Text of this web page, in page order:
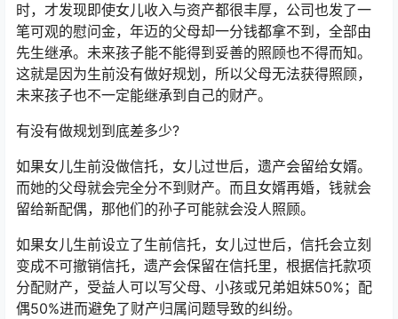
时，才发现即使女儿收入与资产都很丰厚，公司也发了一
笔可观的慰问金，年迈的父母却一分钱都拿不到，全部由
先生继承。未来孩子能不能得到妥善的照顾也不得而知。
这就是因为生前没有做好规划，所以父母无法获得照顾，
未来孩子也不一定能继承到自己的财产。
有没有做规划到底差多少?
如果女儿生前没做信托，女儿过世后，遗产会留给女婿。
而她的父母就会完全分不到财产。而且女婿再婚，钱就会
留给新配偶，那他们的孙子可能就会没人照顾。
如果女儿生前设立了生前信托，女儿过世后，信托会立刻
变成不可撤销信托，遗产会保留在信托里，根据信托款项
分配财产，受益人可以写父母、小孩或兄弟姐妹50%；配
偶50%进而避免了财产归属问题导致的纠纷。